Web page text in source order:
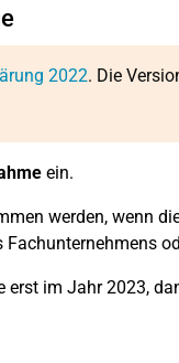
2022. Die
ein.
werden, wenn
im Jahr 2023,